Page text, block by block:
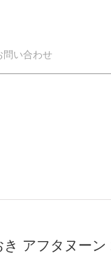
問い合わせ
アフタヌーン